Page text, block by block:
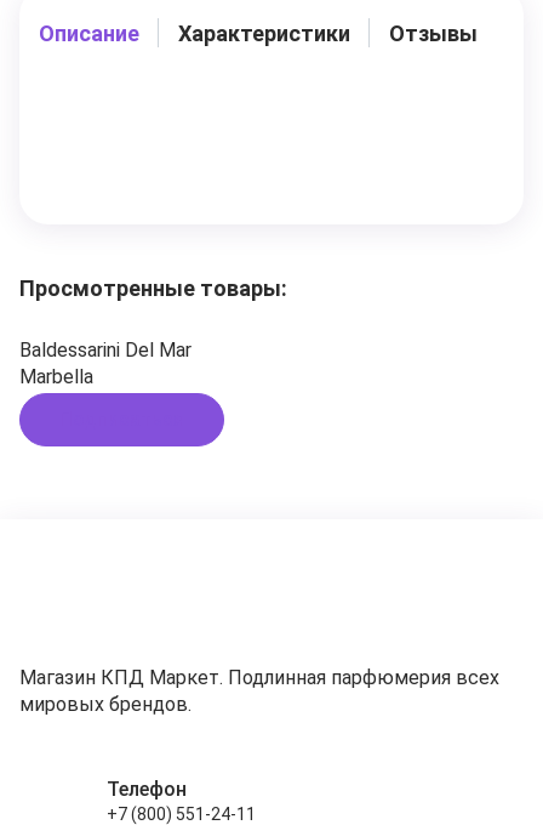
Описание Характеристики Отзывы
Просмотренные товары:
Baldessarini Del Mar
Marbella
Магазин КПД Маркет. Подлинная парфюмерия всех
мировых брендов.
Телефон
+7 (800) 551-24-11